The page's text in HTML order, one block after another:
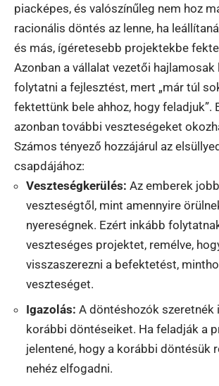
piacképes, és valószínűleg nem hoz
racionális döntés az lenne, ha
és más, ígéretesebb projektekbe
Azonban a vállalat vezetői hajlamosak
folytatni a fejlesztést, mert „már túl
fektettünk bele ahhoz, hogy feladjuk”.
azonban további veszteségeket
Számos tényező hozzájárul az
csapdájához:
Veszteségkerülés: Az emberek
veszteségtől, mint amennyire
nyereségnek. Ezért inkább
veszteséges projektet, remélve,
visszaszerezni a befektetést,
veszteséget.
Igazolás: A döntéshozók szeretnék
korábbi döntéseiket. Ha feladják a
jelentené, hogy a korábbi döntésük
nehéz elfogadni.